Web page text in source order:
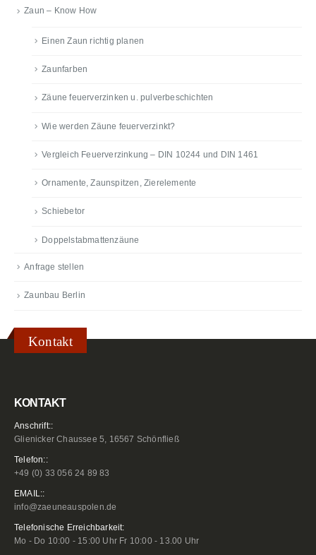
Zaun – Know How
Einen Zaun richtig planen
Zaunfarben
Zäune feuerverzinken u. pulverbeschichten
Wie werden Zäune feuerverzinkt?
Vergleich Feuerverzinkung – DIN 10244 und DIN 1461
Ornamente, Zaunspitzen, Zierelemente
Schiebetor
Doppelstabmattenzäune
Anfrage stellen
Zaunbau Berlin
Kontakt
KONTAKT
Anschrift::
Glienicker Chaussee 5, 16567 Schönfließ
Telefon::
+49 (0) 33 056 24 89 83
EMAIL::
info@zaeuneauspolen.de
Telefonische Erreichbarkeit:
Mo - Do 10:00 - 15:00 Uhr Fr 10:00 - 13.00 Uhr